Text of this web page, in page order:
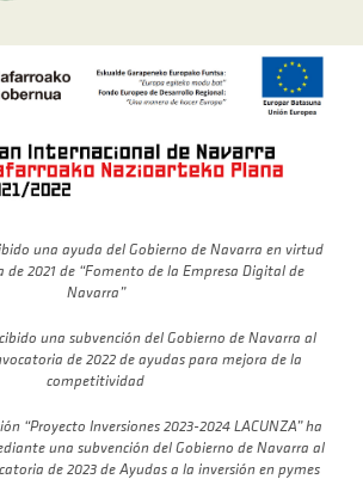
una ayuda del Gobierno de Navarra en virtud
de 2021 de “Fomento de la Empresa Digital de
Navarra”
una subvención del Gobierno de Navarra al
de 2022 de ayudas para mejora de la
competitividad
“Proyecto Inversiones 2023-2024 LACUNZA” ha
una subvención del Gobierno de Navarra al
de 2023 de Ayudas a la inversión en pymes